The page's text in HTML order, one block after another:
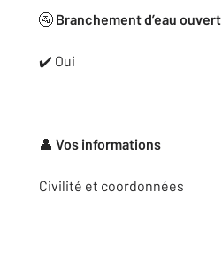
🚰 Branchement d’eau ouvert
✔️ Oui
👤 Vos informations
Civilité et coordonnées